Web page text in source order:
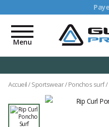
Toggle
navigation
Menu
Accueil/Sportswear/Ponchos surf/